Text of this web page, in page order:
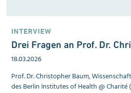
INTERVIEW
Drei Fragen an Prof. Dr.
18.03.2026
Prof. Dr. Christopher Baum,
des Berlin Institutes of Health @ Charité